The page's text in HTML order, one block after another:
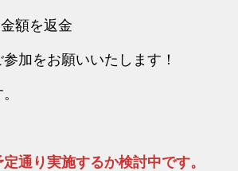
額を返金
加をお願いいたします！
通り実施するか検討中です。